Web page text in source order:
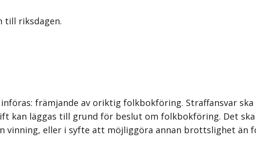
till riksdagen.
främjande av oriktig folkbokföring. Straffansvar
kan läggas till grund för beslut om folkbokföring. Det
vinning, eller i syfte att möjliggöra annan brottslighet